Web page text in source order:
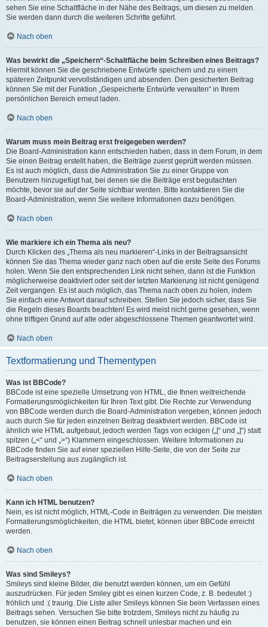
sehen Sie eine Schaltfläche in der Nähe des Beitrags, um diesen zu melden.
Sie werden dann durch die weiteren Schritte geführt.
Nach oben
Was bewirkt die „Speichern“-Schaltfläche beim Schreiben eines Beitrags?
Hiermit können Sie die geschriebene Entwürfe speichern und zu einem
späteren Zeitpunkt vervollständigen und absenden. Den gesicherten Beitrag
können Sie mit der Funktion „Gespeicherte Entwürfe verwalten“ in Ihrem
persönlichen Bereich erneut laden.
Nach oben
Warum muss mein Beitrag erst freigegeben werden?
Die Board-Administration kann entschieden haben, dass in dem Forum, in dem
Sie einen Beitrag erstellt haben, die Beiträge zuerst geprüft werden müssen.
Es ist auch möglich, dass die Administration Sie zu einer Gruppe von
Benutzern hinzugefügt hat, bei denen sie die Beiträge erst begutachten
möchte, bevor sie auf der Seite sichtbar werden. Bitte kontaktieren Sie die
Board-Administration, wenn Sie weitere Informationen dazu benötigen.
Nach oben
Wie markiere ich ein Thema als neu?
Durch Klicken des „Thema als neu markieren“-Links in der Beitragsansicht
können Sie das Thema wieder ganz nach oben auf die erste Seite des Forums
holen. Wenn Sie den entsprechenden Link nicht sehen, dann ist die Funktion
möglicherweise deaktiviert oder seit der letzten Markierung ist nicht genügend
Zeit vergangen. Es ist auch möglich, das Thema nach oben zu holen, indem
Sie einfach eine Antwort darauf schreiben. Stellen Sie jedoch sicher, dass Sie
die Regeln dieses Boards beachten! Es wird meist nicht gerne gesehen, wenn
ohne triftigen Grund auf alte oder abgeschlossene Themen geantwortet wird.
Nach oben
Textformatierung und Thementypen
Was ist BBCode?
BBCode ist eine spezielle Umsetzung von HTML, die Ihnen weitreichende
Formatierungsmöglichkeiten für Ihren Text gibt. Die Rechte zur Verwendung
von BBCode werden durch die Board-Administration vergeben, können jedoch
auch durch Sie für jeden einzelnen Beitrag deaktiviert werden. BBCode ist
ähnlich wie HTML aufgebaut, jedoch werden Tags von eckigen („[“ und „]“) statt
spitzen („<“ und „>“) Klammern eingeschlossen. Weitere Informationen zu
BBCode finden Sie auf einer speziellen Hilfe-Seite, die von der Seite zur
Beitragserstellung aus zugänglich ist.
Nach oben
Kann ich HTML benutzen?
Nein, es ist nicht möglich, HTML-Code in Beiträgen zu verwenden. Die meisten
Formatierungsmöglichkeiten, die HTML bietet, können über BBCode erreicht
werden.
Nach oben
Was sind Smileys?
Smileys sind kleine Bilder, die benutzt werden können, um ein Gefühl
auszudrücken. Für jeden Smiley gibt es einen kurzen Code, z. B. bedeutet :)
fröhlich und :( traurig. Die Liste aller Smileys können Sie beim Verfassen eines
Beitrags sehen. Versuchen Sie bitte trotzdem, Smileys nicht zu häufig zu
benutzen, sie können einen Beitrag schnell unlesbar machen und ein